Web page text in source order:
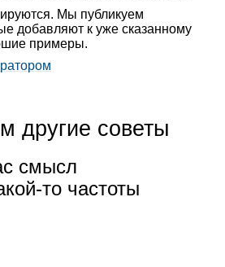
Мы публикуем
добавляют к уже сказанному
примеры.
другие советы
смысл
частоты